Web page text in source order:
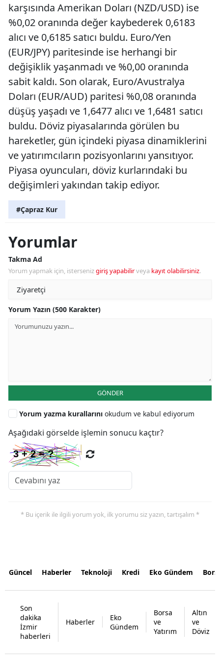
karşısında Amerikan Doları (NZD/USD) ise
%0,02 oranında değer kaybederek 0,6183
alıcı ve 0,6185 satıcı buldu. Euro/Yen
(EUR/JPY) paritesinde ise herhangi bir
değişiklik yaşanmadı ve %0,00 oranında
sabit kaldı. Son olarak, Euro/Avustralya
Doları (EUR/AUD) paritesi %0,08 oranında
düşüş yaşadı ve 1,6477 alıcı ve 1,6481 satıcı
buldu. Döviz piyasalarında görülen bu
hareketler, gün içindeki piyasa dinamiklerini
ve yatırımcıların pozisyonlarını yansıtıyor.
Piyasa oyuncuları, döviz kurlarındaki bu
değişimleri yakından takip ediyor.
#Çapraz Kur
Yorumlar
Takma Ad
Yorum yapmak için, istersenizgiriş yapabilirveya kayıt olabilirsiniz.
Yorum Yazın (500 Karakter)
GÖNDER
Yorum yazma kurallarını okudum ve kabul ediyorum
Aşağıdaki görselde işlemin sonucu kaçtır?
* Bu içerik ile ilgili yorum yok, ilk yorumu siz yazın, tartışalım *
Güncel Haberler Teknoloji Kredi Eko Gündem
Son
dakika
İzmir
haberleri
Haberler
Eko
Gündem
Borsa
ve
Yatırım
Altın
ve
Döviz